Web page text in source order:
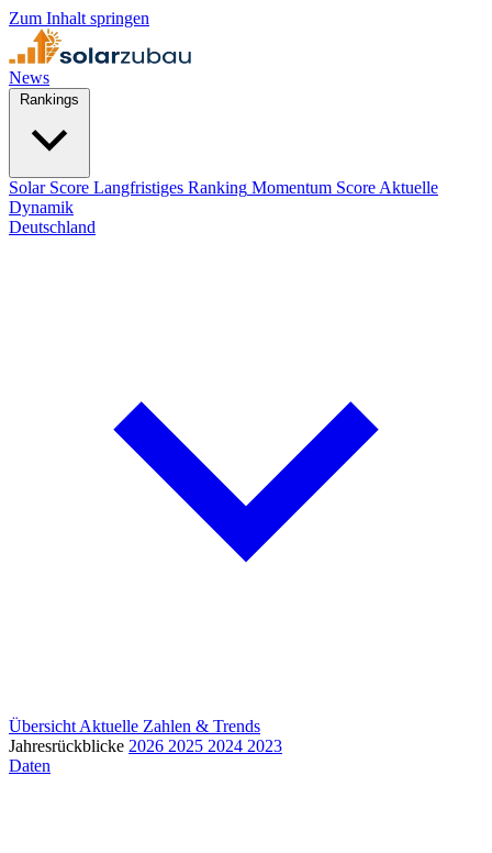
Zum Inhalt springen
News
Solar Score Langfristiges Ranking Momentum Score Aktuelle
Dynamik
Deutschland
Übersicht Aktuelle Zahlen & Trends
Jahresrückblicke 2026 2025 2024 2023
Daten